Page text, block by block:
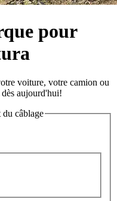
pour
voiture, votre camion ou
aujourd'hui!
du câblage